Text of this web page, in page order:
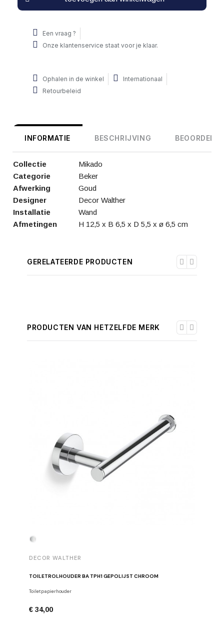
Een vraag ?
Onze klantenservice staat voor je klaar.
Ophalen in de winkel
Internationaal
Retourbeleid
INFORMATIE BESCHRIJVING
Collectie
Mikado
Categorie
Beker
Afwerking
Goud
Designer
Decor Walther
Installatie
Wand
Afmetingen
H 12,5 x B 6,5 x D 5,5 x ø 6,5 cm
GERELATEERDE PRODUCTEN
PRODUCTEN VAN HETZELFDE MERK
DECOR WALTHER
TOILETROLHOUDER BA TPH1 GEPOLIJST CHROOM
Toiletpapierhouder
€ 34,00